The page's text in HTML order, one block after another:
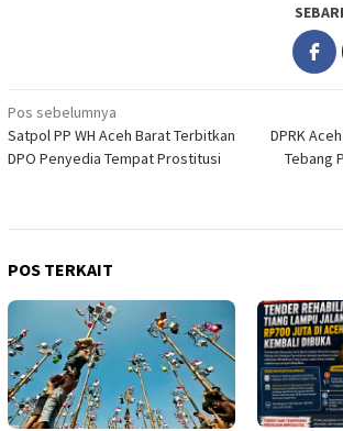
Navigasi
pos
Pos sebelumnya
Satpol PP WH Aceh Barat Terbitkan
DPO Penyedia Tempat Prostitusi
DPRK
Tebang
POS TERKAIT